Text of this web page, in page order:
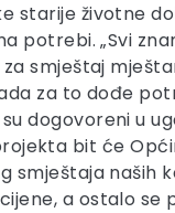
starije životne
potrebi. „Svi
smještaj
za to dođe
dogovoreni u
bit će
smještaja naših
a ostalo se